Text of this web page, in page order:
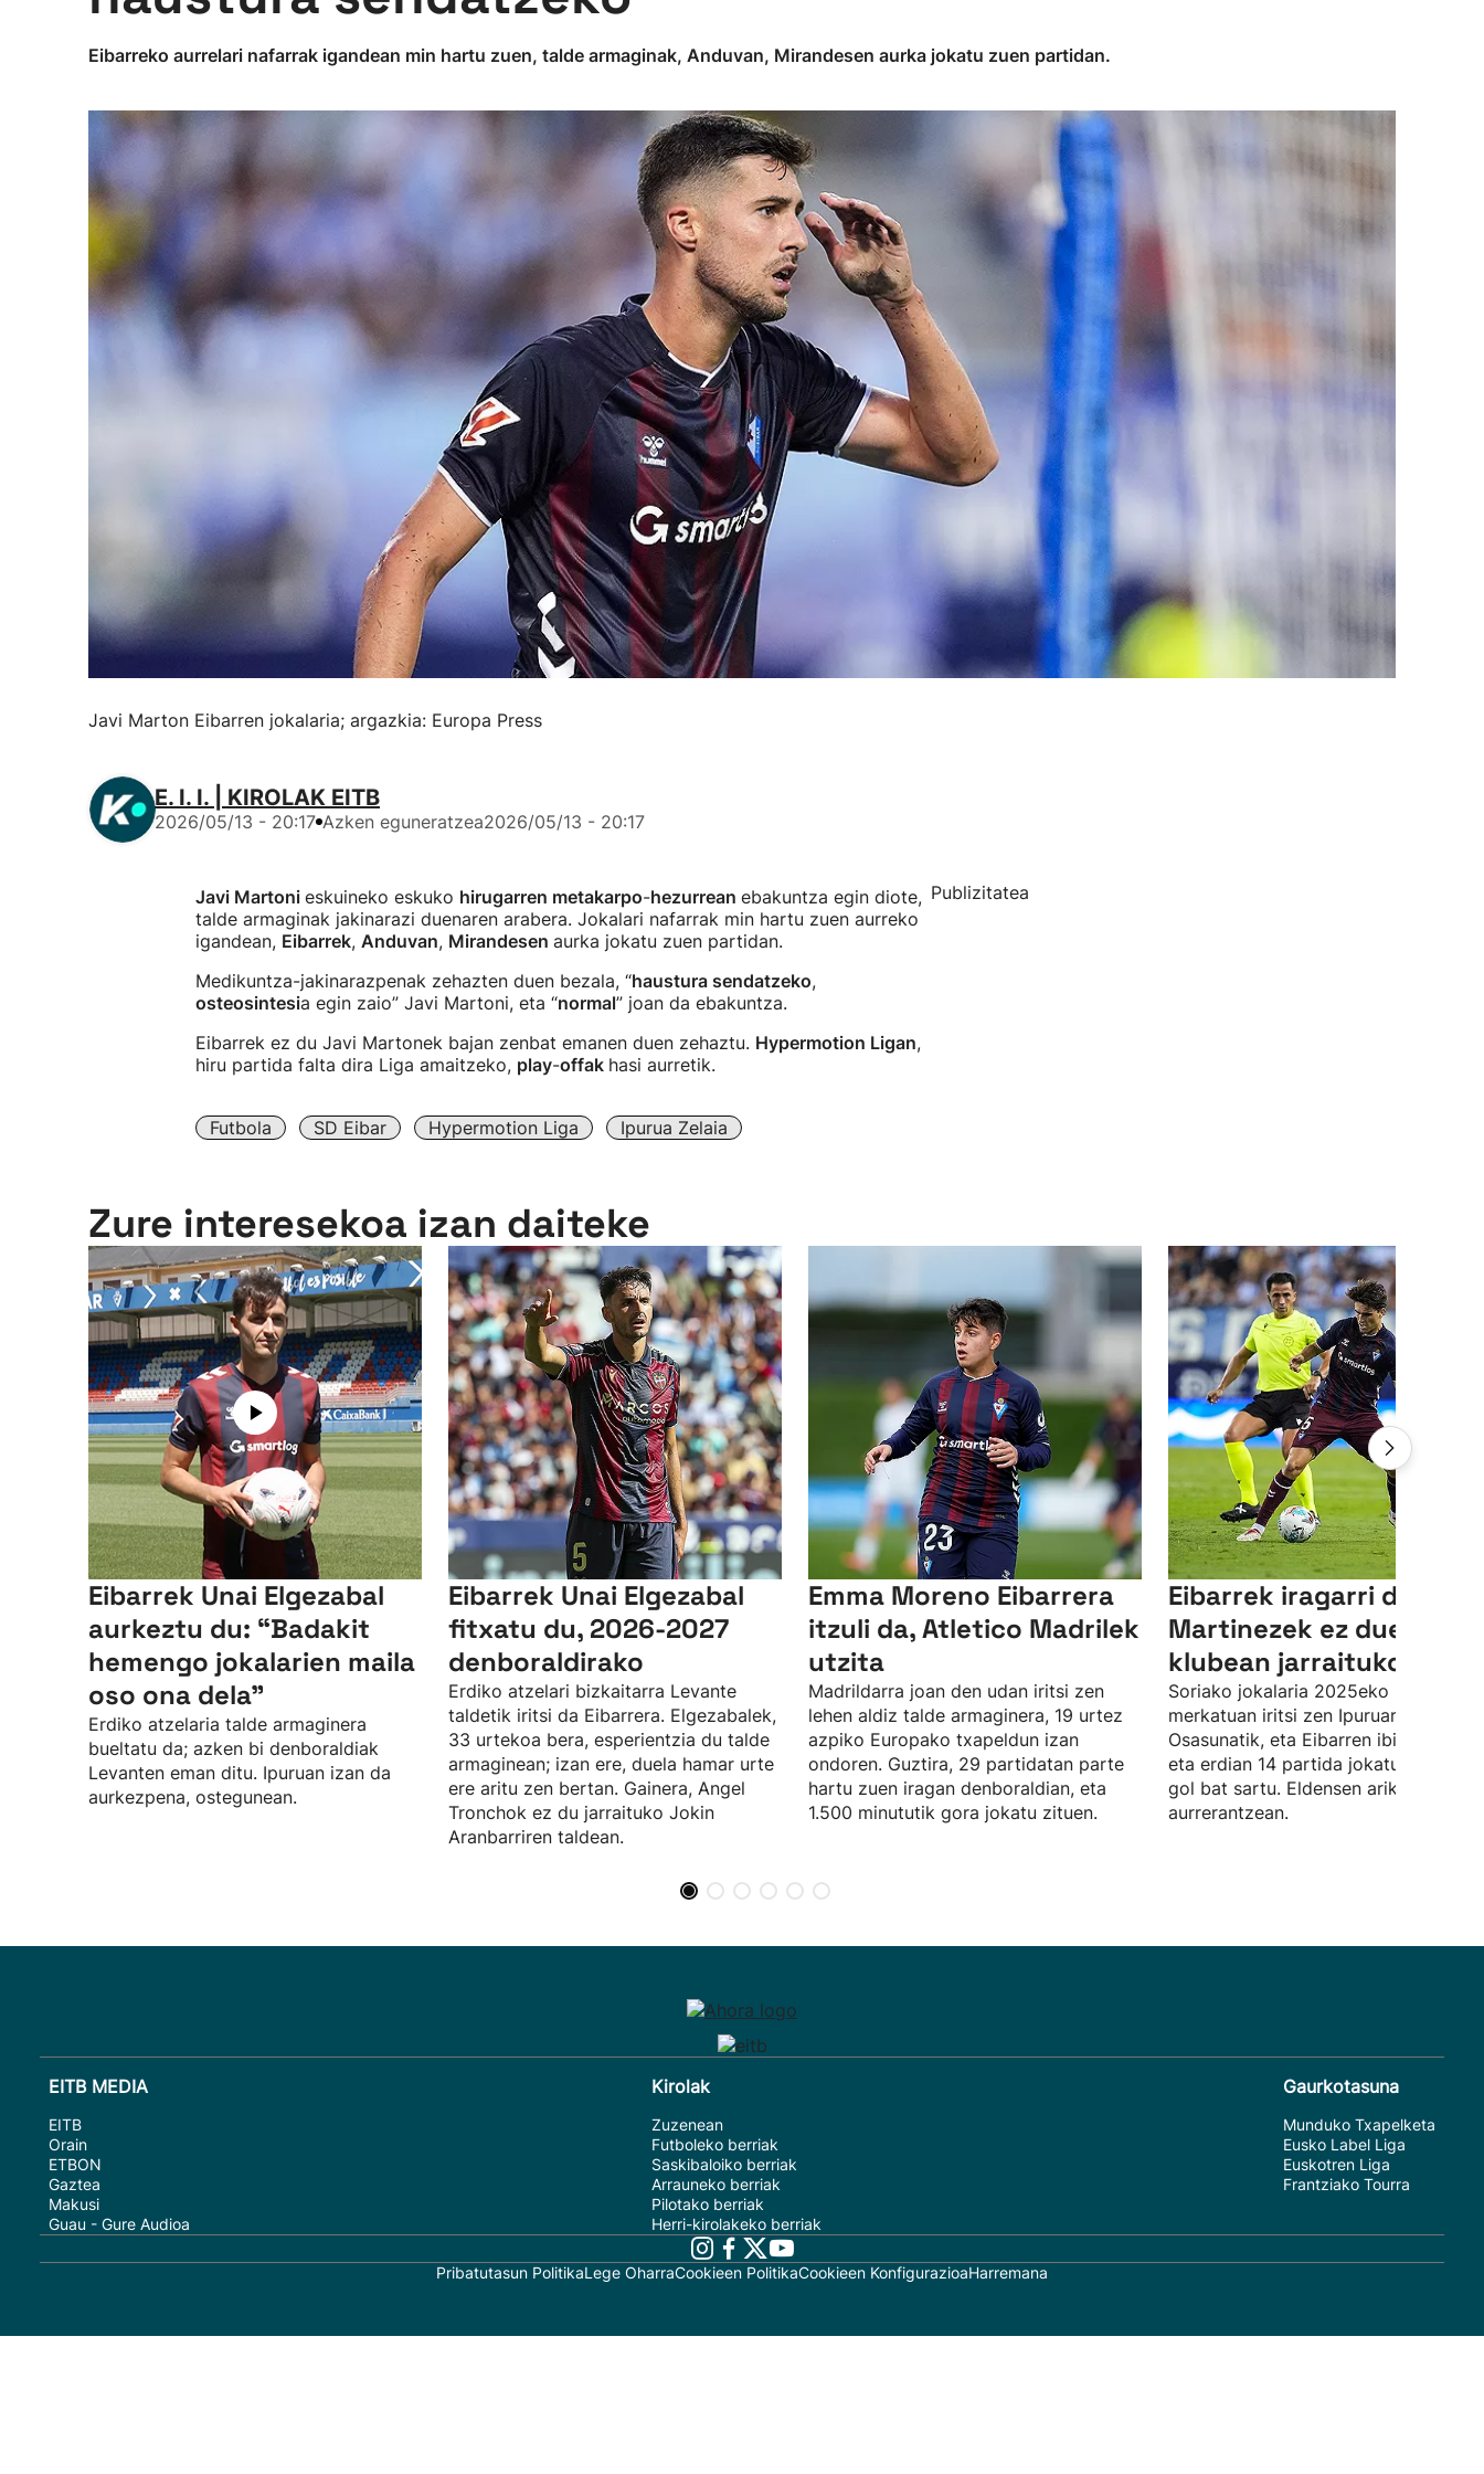
Eibarreko aurrelari nafarrak igandean min hartu zuen, talde armaginak, Anduvan, Mirandesen aurka jokatu zuen partidan.
Javi Marton Eibarren jokalaria; argazkia: Europa Press
E. I. I. | KIROLAK EITB
2026/05/13 - 20:17 Azken eguneratzea2026/05/13 - 20:17
Javi Martoni eskuineko eskuko hirugarren metakarpo-hezurrean ebakuntza egin diote,
talde armaginak jakinarazi duenaren arabera. Jokalari nafarrak min hartu zuen aurreko
igandean, Eibarrek, Anduvan, Mirandesen aurka jokatu zuen partidan.
Medikuntza-jakinarazpenak zehazten duen bezala, “haustura sendatzeko,
osteosintesia egin zaio” Javi Martoni, eta “normal” joan da ebakuntza.
Eibarrek ez du Javi Martonek bajan zenbat emanen duen zehaztu. Hypermotion Ligan,
hiru partida falta dira Liga amaitzeko, play-offak hasi aurretik.
Futbola SD Eibar Hypermotion Liga Ipurua Zelaia
Publizitatea
Zure interesekoa izan daiteke
Eibarrek Unai Elgezabal
aurkeztu du: “Badakit
hemengo jokalarien maila
oso ona dela”
Erdiko atzelaria talde armaginera
bueltatu da; azken bi denboraldiak
Levanten eman ditu. Ipuruan izan da
aurkezpena, ostegunean.
Eibarrek Unai Elgezabal
fitxatu du, 2026-2027
denboraldirako
Erdiko atzelari bizkaitarra Levante
taldetik iritsi da Eibarrera. Elgezabalek,
33 urtekoa bera, esperientzia du talde
armaginean; izan ere, duela hamar urte
ere aritu zen bertan. Gainera, Angel
Tronchok ez du jarraituko Jokin
Aranbarriren taldean.
Emma Moreno Eibarrera
itzuli da, Atletico Madrilek
utzita
Madrildarra joan den udan iritsi zen
lehen aldiz talde armaginera, 19 urtez
azpiko Europako txapeldun izan
ondoren. Guztira, 29 partidatan parte
hartu zuen iragan denboraldian, eta
1.500 minututik gora jokatu zituen.
Eibarrek iragarri du Javi
Martinezek ez duela
klubean jarraituko
Soriako jokalaria 2025eko neguko
merkatuan iritsi zen Ipuruara,
Osasunatik, eta Eibarren ibili den urte
eta erdian 14 partida jokatu ditu, eta
gol bat sartu. Eldensen ariko da
aurrerantzean.
EITB MEDIA
EITB
Orain
ETBON
Gaztea
Makusi
Guau - Gure Audioa
Kirolak
Zuzenean
Futboleko berriak
Saskibaloiko berriak
Arrauneko berriak
Pilotako berriak
Herri-kirolakeko berriak
Gaurkotasuna
Munduko Txapelketa
Eusko Label Liga
Euskotren Liga
Frantziako Tourra
Pribatutasun PolitikaLege OharraCookieen PolitikaCookieen KonfigurazioaHarremana